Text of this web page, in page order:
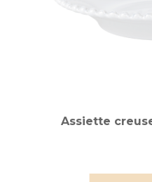
Assiette